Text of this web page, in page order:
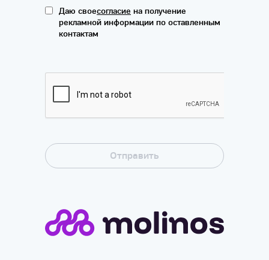
Даю своесогласие на получение
рекламной информации по оставленным
контактам